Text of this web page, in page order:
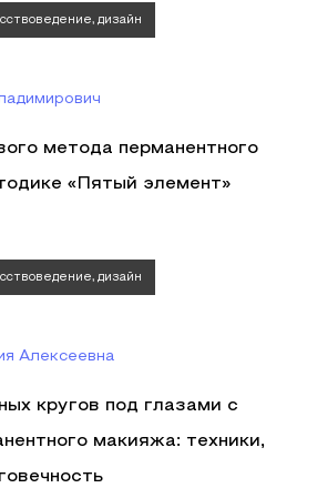
дизайн
метода перманентного
«Пятый элемент»
дизайн
Алексеевна
кругов под глазами с
макияжа: техники,